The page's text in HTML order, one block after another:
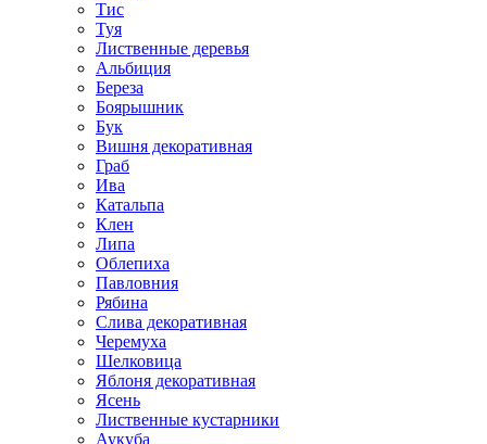
Тис
Туя
Лиственные деревья
Альбиция
Береза
Боярышник
Бук
Вишня декоративная
Граб
Ива
Катальпа
Клен
Липа
Облепиха
Павловния
Рябина
Слива декоративная
Черемуха
Шелковица
Яблоня декоративная
Ясень
Лиственные кустарники
Аукуба